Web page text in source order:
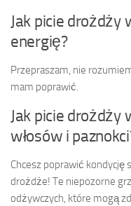
Jak picie drożdży
energię?
Przepraszam, nie
mam poprawić.
Jak picie drożdży
włosów i
Chcesz poprawić kondycję
drożdże! Te niepozorne
odżywczych, które mogą